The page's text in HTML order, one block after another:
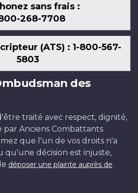
sans frais :
268-7708
(ATS) : 1-800-567-
5803
des
traité avec respect, dignité,
Anciens Combattants
que l'un de vos droits n'a
qu'une décision est injuste,
déposer une plainte auprès de